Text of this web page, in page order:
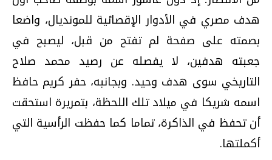
هدف مصري في الأدوار الإقصائية للمونديال، واضعا
بصمته على صفحة لم تفتح من قبل، ليصبح في
جعبته هدفين، لا يفصله عن رصيد محمد صلاح
التاريخي سوى هدف وحيد. وبجانبه، حفر كريم حافظ
اسمه شريكا في ميلاد تلك اللحظة، بتمريرة استحقت
أن تحفظ في الذاكرة، تماما كما حفظت الرأسية التي
أكملتها.